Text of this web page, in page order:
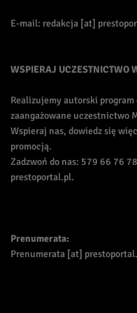
E-mail: redakcja [at]
WSPIERAJ UCZESTNICTWO
Realizujemy autorski
zaangażowane uczestnictwo
Wspieraj nas, dowiedz się
promocją.
Zadzwoń do nas: 579 66 76
prestoportal.pl.
Prenumerata:
Prenumerata [at]